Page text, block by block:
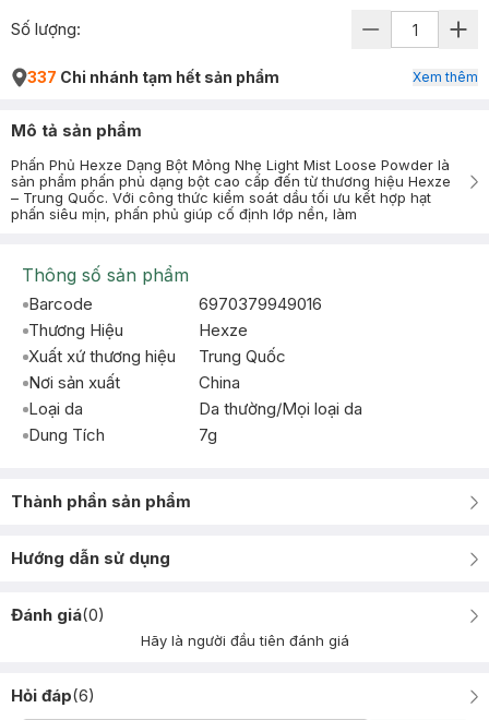
Số lượng:
337 Chi nhánh tạm hết sản phẩm Xem thêm
Mô tả sản phẩm
Phấn Phủ Hexze Dạng Bột Mỏng Nhẹ Light Mist Loose Powder là
sản phẩm phấn phủ dạng bột cao cấp đến từ thương hiệu Hexze
– Trung Quốc. Với công thức kiểm soát dầu tối ưu kết hợp hạt
phấn siêu mịn, phấn phủ giúp cố định lớp nền, làm
Thông số sản phẩm
Barcode
6970379949016
Thương Hiệu
Hexze
Xuất xứ thương hiệu
Trung Quốc
Nơi sản xuất
China
Loại da
Da thường/Mọi loại da
Dung Tích
7g
Thành phần sản phẩm
Hướng dẫn sử dụng
Đánh giá(0)
Hãy là người đầu tiên đánh giá
Hỏi đáp(6)